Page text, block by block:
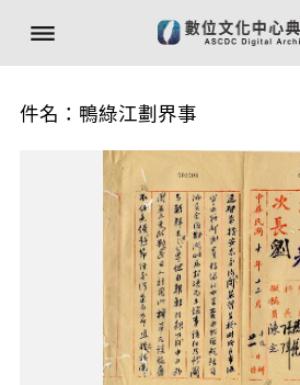
件名：鴨綠江劃界事